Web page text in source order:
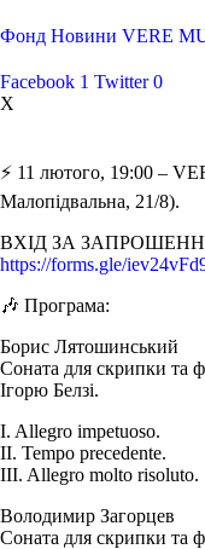
Фонд Новини VERE
Facebook 1 Twitter 0
X
⚡️ 11 лютого, 19:00 –
Малопідвальна, 21/8).
ВХІД ЗА
https://forms.gle/
🎶 Програма:
Борис Лятошинський
Соната для скрипки та
Ігорю Белзі.
I. Allegro impetuoso.
II. Tempo precedente.
III. Allegro molto risoluto.
Володимир Загорцев
Соната для скрипки та